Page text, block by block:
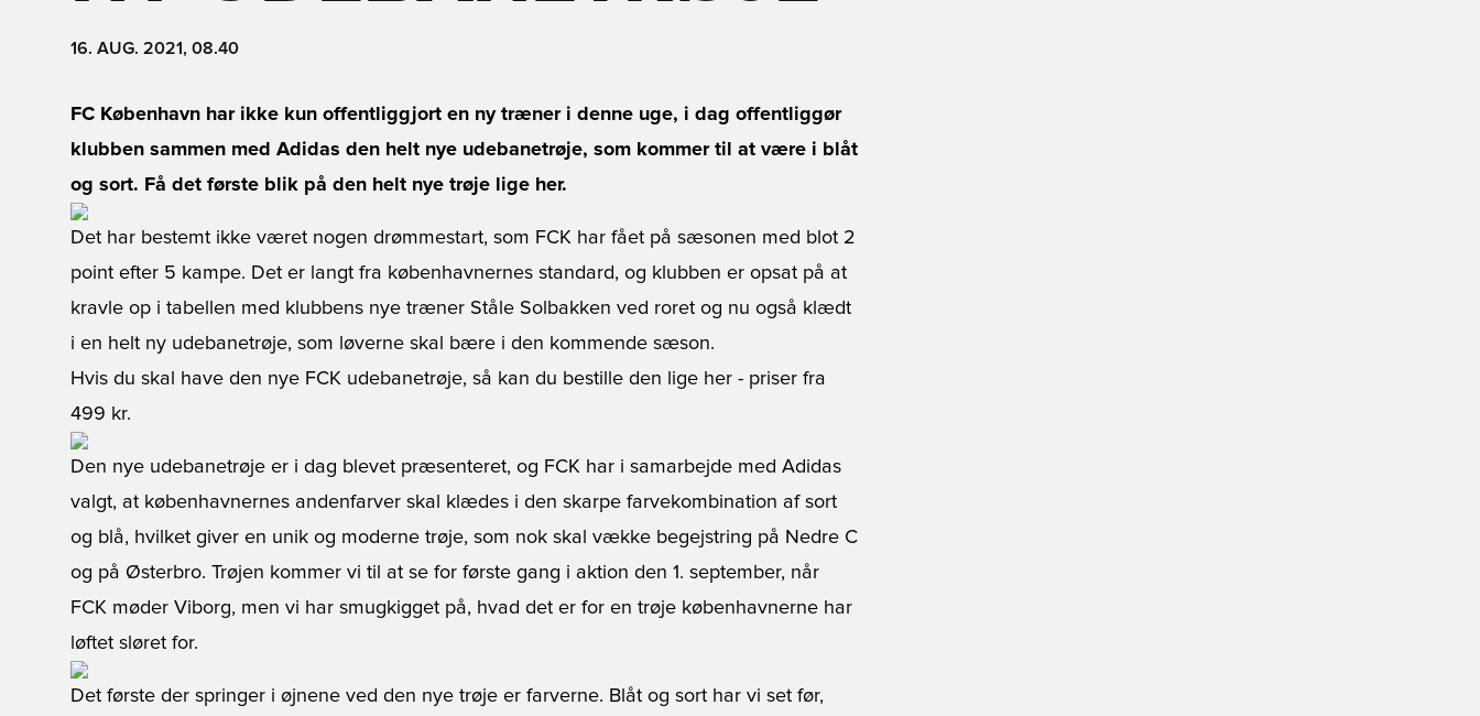
16. AUG. 2021, 08.40
FC København har ikke kun offentliggjort en ny træner i denne uge, i dag offentliggør
klubben sammen med Adidas den helt nye udebanetrøje, som kommer til at være i blåt
og sort. Få det første blik på den helt nye trøje lige her.
Det har bestemt ikke været nogen drømmestart, som FCK har fået på sæsonen med blot 2
point efter 5 kampe. Det er langt fra københavnernes standard, og klubben er opsat på at
kravle op i tabellen med klubbens nye træner Ståle Solbakken ved roret og nu også klædt
i en helt ny udebanetrøje, som løverne skal bære i den kommende sæson.
Hvis du skal have den nye FCK udebanetrøje, så kan du bestille den lige her - priser fra
499 kr.
Den nye udebanetrøje er i dag blevet præsenteret, og FCK har i samarbejde med Adidas
valgt, at københavnernes andenfarver skal klædes i den skarpe farvekombination af sort
og blå, hvilket giver en unik og moderne trøje, som nok skal vække begejstring på Nedre C
og på Østerbro. Trøjen kommer vi til at se for første gang i aktion den 1. september, når
FCK møder Viborg, men vi har smugkigget på, hvad det er for en trøje københavnerne har
løftet sløret for.
Det første der springer i øjnene ved den nye trøje er farverne. Blåt og sort har vi set før,